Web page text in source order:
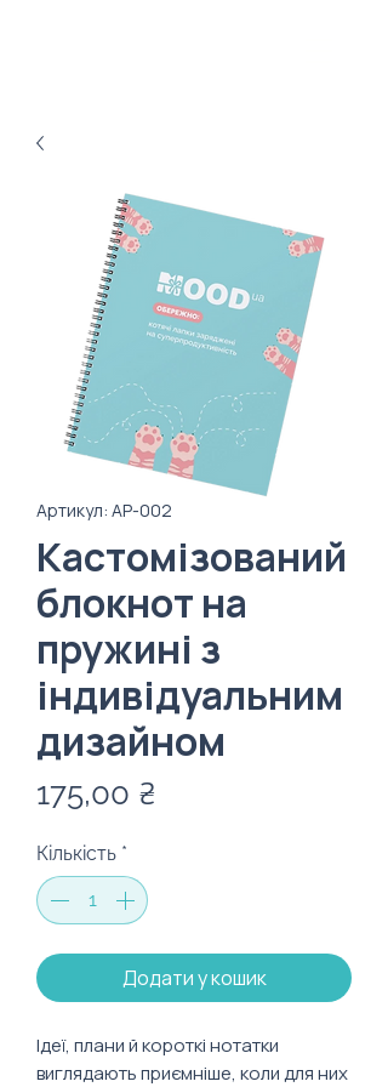
Артикул: AP-002
Кастомізований
блокнот на
пружині з
індивідуальним
дизайном
175,00 ₴
Кількість *
Додати у кошик
Ідеї, плани й короткі нотатки
виглядають приємніше, коли для них